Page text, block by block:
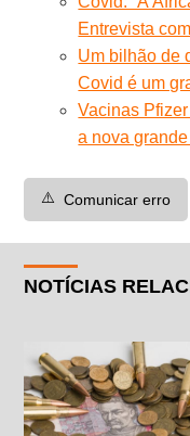
Entrevista
Um bilhão de
Covid é um
Vacinas
a nova
⚠️ Comunicar erro
NOTÍCIAS